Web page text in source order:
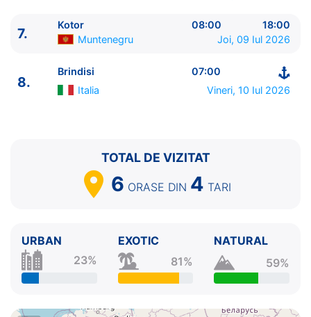
Venetia Italia
4.
Zi de navigare pe Mare
0:00 - 0:00
6.
Corfu Grecia
7. Kotor Muntenegru
7.
Kotor 08:00
18:00
Muntenegru
Joi, 09 Iul 2026
8.
Brindisi
07:00
Italia
Vineri, 10 Iul 2026
TOTAL DE VIZITAT
6 ORASE DIN 4 TARI
URBAN
23%
EXOTIC
81%
NATURAL
59%